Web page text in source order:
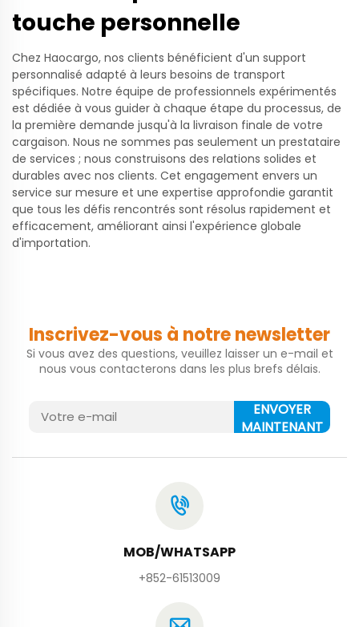
touche personnelle
Chez Haocargo, nos clients bénéficient d'un support
personnalisé adapté à leurs besoins de transport
spécifiques. Notre équipe de professionnels expérimentés
est dédiée à vous guider à chaque étape du processus, de
la première demande jusqu'à la livraison finale de votre
cargaison. Nous ne sommes pas seulement un prestataire
de services ; nous construisons des relations solides et
durables avec nos clients. Cet engagement envers un
service sur mesure et une expertise approfondie garantit
que tous les défis rencontrés sont résolus rapidement et
efficacement, améliorant ainsi l'expérience globale
d'importation.
Inscrivez-vous à notre newsletter
Si vous avez des questions, veuillez laisser un e-mail et
nous vous contacterons dans les plus brefs délais.
ENVOYER
MAINTENANT
MOB/WHATSAPP
+852-61513009